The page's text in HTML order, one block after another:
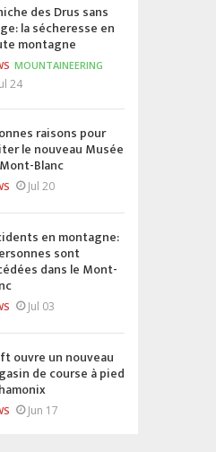
des Drus sans
la sécheresse en
montagne
MOUNTAINEERING
24
raisons pour
le nouveau Musée
Blanc
Jul 20
en montagne:
sont
dans le Mont-
Jul 03
ouvre un nouveau
de course à pied
Jun 17